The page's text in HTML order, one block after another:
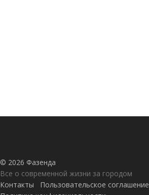
© 2026 Фазенда
Все о современной жизни за городом
Контакты
Пользовательское соглашение